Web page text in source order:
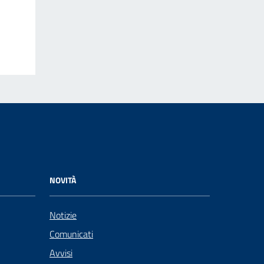
NOVITÀ
Notizie
Comunicati
Avvisi